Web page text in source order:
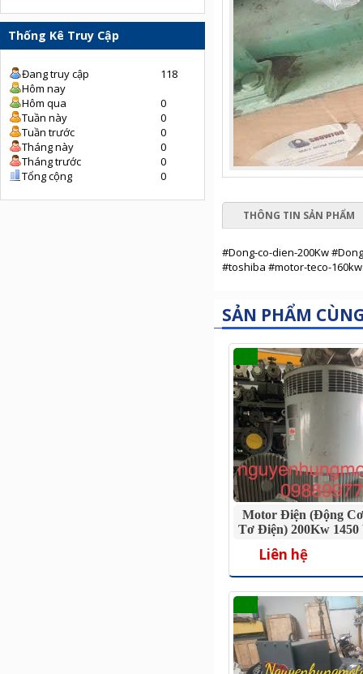
Thống Kê Truy Cập
Đang truy cập
118
Hôm nay
Hôm qua
0
Tuần này
0
Tuần trước
0
Tháng này
0
Tháng trước
0
Tổng cộng
0
THÔNG TIN SẢN PHẨM
#Dong-co-dien-200Kw
#toshiba #motor-teco-160kw
SẢN PHẨM
Motor Điện (Động
Tơ Điện) 200Kw 1450
Liên hệ